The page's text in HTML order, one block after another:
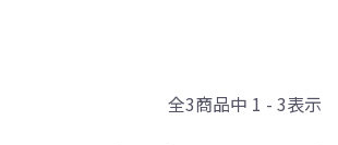
全3商品中 1 - 3表示